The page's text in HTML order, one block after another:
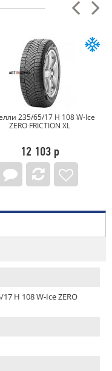
235/65/17 H 108 W-Ice
ZERO FRICTION XL
12 103 р
H 108 W-Ice ZERO